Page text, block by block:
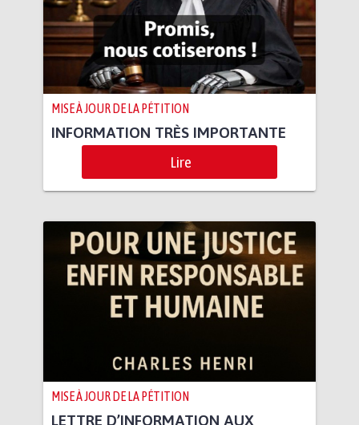
MISE À JOUR DE LA PÉTITION
INFORMATION TRÈS IMPORTANTE
Lire
MISE À JOUR DE LA PÉTITION
LETTRE D’INFORMATION AUX